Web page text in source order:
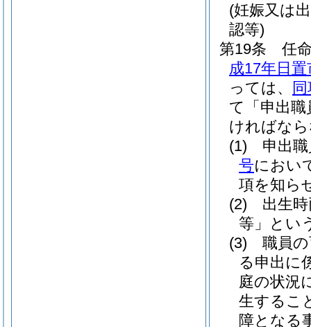
(妊娠又は
認等)
第19条
任
成17年日
っては、
て「申出
ければな
(1)
申出
号におい
項を知ら
(2)
出生
等」とい
(3)
職員
る申出に
庭の状況
生するこ
障となる